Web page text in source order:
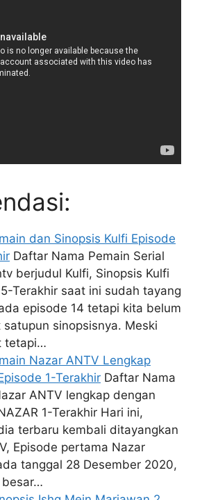
dan Sinopsis Kulfi Episode
Daftar Nama Pemain Serial
berjudul Kulfi, Sinopsis Kulfi
Terakhir saat ini sudah tayang
episode 14 tetapi kita belum
satupun sinopsisnya. Meski
tetapi…
Nazar ANTV Lengkap
1-Terakhir Daftar Nama
ANTV lengkap dengan
1-Terakhir Hari ini,
terbaru kembali ditayangkan
Episode pertama Nazar
tanggal 28 Desember 2020,
besar…